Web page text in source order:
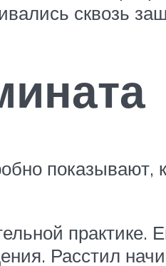
сквозь
показывают,
практике.
Расстил